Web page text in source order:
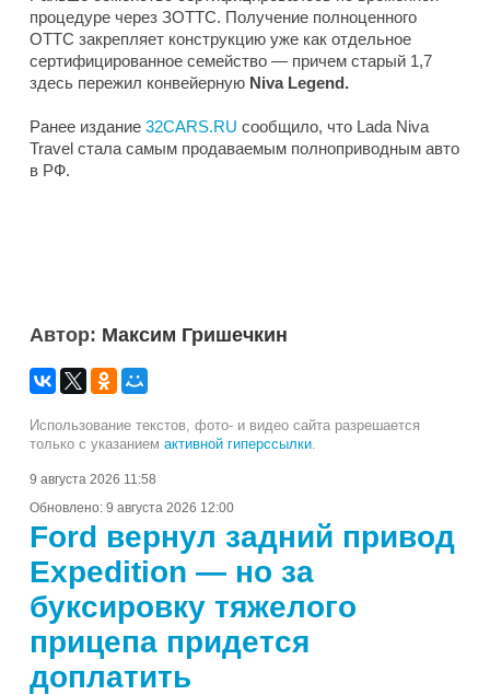
процедуре через ЗОТТС. Получение полноценного
ОТТС закрепляет конструкцию уже как отдельное
сертифицированное семейство — причем старый 1,7
здесь пережил конвейерную Niva Legend.
Ранее издание 32CARS.RU сообщило, что Lada Niva
Travel стала самым продаваемым полноприводным авто
в РФ.
Автор: Максим Гришечкин
Использование текстов, фото- и видео сайта разрешается
только с указанием активной гиперссылки
9 августа 2026 11:58
Обновлено: 9 августа 2026 12:00
Ford вернул задний привод
Expedition — но за
буксировку тяжелого
прицепа придется
доплатить